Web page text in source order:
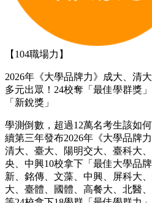
【104職場力】
2026年《大學品牌力》成大、清
多元出眾！24校奪「最佳學群獎
「新銳獎」
學測倒數，超過12萬名考生該如
續第三年發布2026年《大學品牌
清大、臺大、陽明交大、臺科大
央、中興10校拿下「最佳大學品
新、銘傳、文藻、中興、屏科大
大、臺體、國體、高餐大、北醫